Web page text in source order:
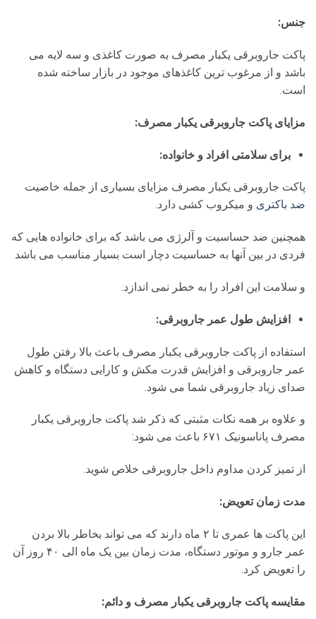
جنس:
پاکت جاروبرقی یکبار مصرف به صورت کاغذی و سه لایه می
باشد و از مرغوب ترین کاغذهای موجود در بازار ساخته شده
است.
مزایای پاکت جاروبرقی یکبار مصرف:
برای سلامتی افراد و خانواده:
پاکت جاروبرقی یکبار مصرف مزایای بسیاری از جمله خاصیت
ضد باکتری و میکروب کشی دارد.
همچنین ضد حساسیت و آلرژی می باشد که برای خانواده هایی که
فردی در بین آنها به حساسیت دچار است بسیار مناسب می باشد
و سلامت این افراد را به خطر نمی اندازد.
افزایش طول عمر جاروبرقی:
استفاده از پاکت جاروبرقی یکبار مصرف باعث بالا رفتن طول
عمر جاروبرقی و افزایش قدرت مکش و کارایی دستگاه و کاهش
صدای زیاد جاروبرقی شما می شود.
و علاوه بر همه نکات مثبتی که ذکر شد پاکت جاروبرقی یکبار
مصرف پاناسونیک ۶۷۱ باعث می شود:
از تمیز کردن مداوم داخل جاروبرقی خلاص شوید.
مدت زمان تعویض:
این پاکت ها عمری تا ۲ ماه دارند که می تواند بخاطر بالا بردن
عمر جارو و موتور دستگاه، مدت زمان بین یک ماه الی ۴۰ روز آن
را تعویض کرد.
مقایسه پاکت جاروبرقی یکبار مصرف و دائم: